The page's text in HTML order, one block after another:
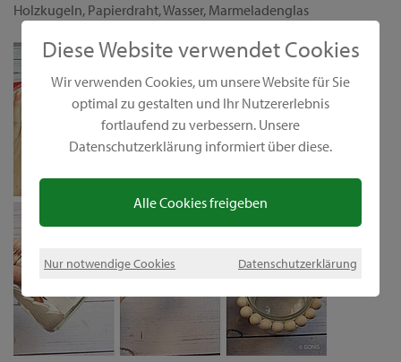
Diese Website verwendet Cookies
Wir verwenden Cookies, um unsere Website für Sie
optimal zu gestalten und Ihr Nutzererlebnis
fortlaufend zu verbessern. Unsere
Datenschutzerklärung informiert über diese.
Alle Cookies freigeben
Nur notwendige Cookies Datenschutzerklärung
Holzkugeln, Papierdraht, Wasser, Marmeladenglas